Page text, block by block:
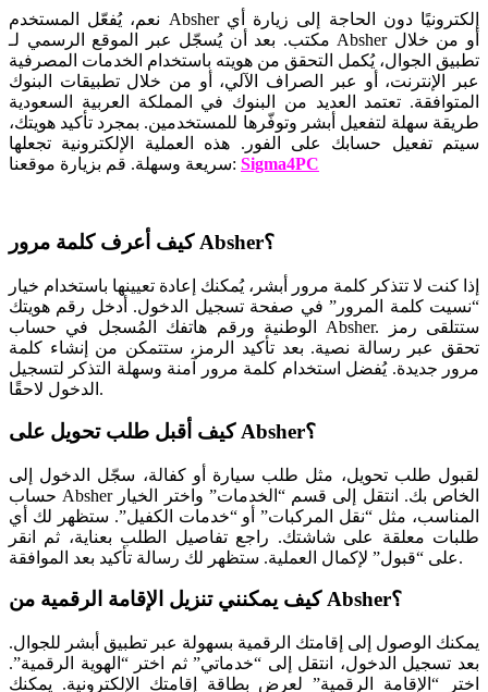
نعم، يُفعّل المستخدم Absher إلكترونيًا دون الحاجة إلى زيارة أي
مكتب. بعد أن يُسجّل عبر الموقع الرسمي لـ Absher أو من خلال
تطبيق الجوال، يُكمل التحقق من هويته باستخدام الخدمات المصرفية
عبر الإنترنت، أو عبر الصراف الآلي، أو من خلال تطبيقات البنوك
المتوافقة. تعتمد العديد من البنوك في المملكة العربية السعودية
طريقة سهلة لتفعيل أبشر وتوفّرها للمستخدمين. بمجرد تأكيد هويتك،
سيتم تفعيل حسابك على الفور. هذه العملية الإلكترونية تجعلها
سريعة وسهلة. قم بزيارة موقعنا: Sigma4PC
كيف أعرف كلمة مرور Absher؟
إذا كنت لا تتذكر كلمة مرور أبشر، يُمكنك إعادة تعيينها باستخدام خيار
“نسيت كلمة المرور” في صفحة تسجيل الدخول. أدخل رقم هويتك
الوطنية ورقم هاتفك المُسجل في حساب Absher. ستتلقى رمز
تحقق عبر رسالة نصية. بعد تأكيد الرمز، ستتمكن من إنشاء كلمة
مرور جديدة. يُفضل استخدام كلمة مرور آمنة وسهلة التذكر لتسجيل
الدخول لاحقًا.
كيف أقبل طلب تحويل على Absher؟
لقبول طلب تحويل، مثل طلب سيارة أو كفالة، سجّل الدخول إلى
حساب Absher الخاص بك. انتقل إلى قسم “الخدمات” واختر الخيار
المناسب، مثل “نقل المركبات” أو “خدمات الكفيل”. ستظهر لك أي
طلبات معلقة على شاشتك. راجع تفاصيل الطلب بعناية، ثم انقر
على “قبول” لإكمال العملية. ستظهر لك رسالة تأكيد بعد الموافقة.
كيف يمكنني تنزيل الإقامة الرقمية من Absher؟
يمكنك الوصول إلى إقامتك الرقمية بسهولة عبر تطبيق أبشر للجوال.
بعد تسجيل الدخول، انتقل إلى “خدماتي” ثم اختر “الهوية الرقمية”.
اختر “الإقامة الرقمية” لعرض بطاقة إقامتك الإلكترونية. يمكنك